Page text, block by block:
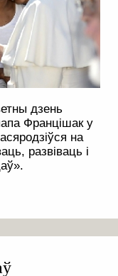
дзень
Францішак у
на
развіваць і